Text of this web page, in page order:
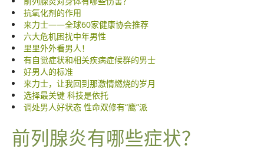
其他文章
网上订购
销售网络
多媒体讲座与介绍
抗氧化剂的作用
来力士——全球60家健康协会推荐
六大危机困扰中年男性
里里外外看男人！
有自觉症状和相关疾病症候群的男士
好男人的标准
来力士，让我回到那激情燃烧的岁月
选择最关键 科技是依托
调处男人好状态 性命双修有“鹰”派
前列腺炎有哪些症状？